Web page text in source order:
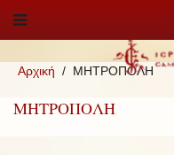
Αρχική ΜΗΤΡΟΠΟΛΗ
ΜΗΤΡΟΠΟΛΗ